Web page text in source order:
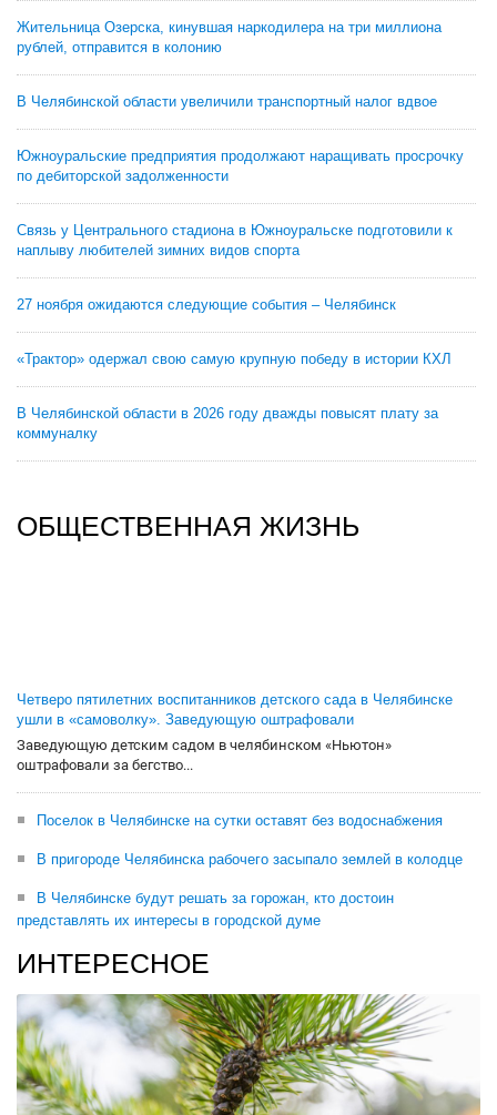
Жительница Озерска, кинувшая наркодилера на три миллиона
рублей, отправится в колонию
В Челябинской области увеличили транспортный налог вдвое
Южноуральские предприятия продолжают наращивать просрочку
по дебиторской задолженности
Связь у Центрального стадиона в Южноуральске подготовили к
наплыву любителей зимних видов спорта
27 ноября ожидаются следующие события – Челябинск
«Трактор» одержал свою самую крупную победу в истории КХЛ
В Челябинской области в 2026 году дважды повысят плату за
коммуналку
ОБЩЕСТВЕННАЯ ЖИЗНЬ
Четверо пятилетних воспитанников детского сада в Челябинске
ушли в «самоволку». Заведующую оштрафовали
Заведующую детским садом в челябинском «Ньютон»
оштрафовали за бегство...
Поселок в Челябинске на сутки оставят без водоснабжения
В пригороде Челябинска рабочего засыпало землей в колодце
В Челябинске будут решать за горожан, кто достоин
представлять их интересы в городской думе
ИНТЕРЕСНОЕ